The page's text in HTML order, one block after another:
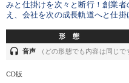
みと仕掛けを次々と断行！創業者
え、会社を次の成長軌道へと仕
形 態
headset 音声 （どの形態でも内容は同じで
CD版